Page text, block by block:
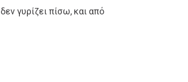
γυρίζει πίσω, και από